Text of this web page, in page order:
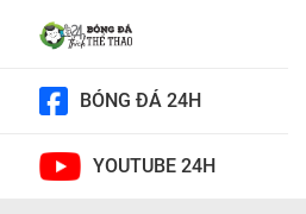
BÓNG ĐÁ 24H
YOUTUBE 24H